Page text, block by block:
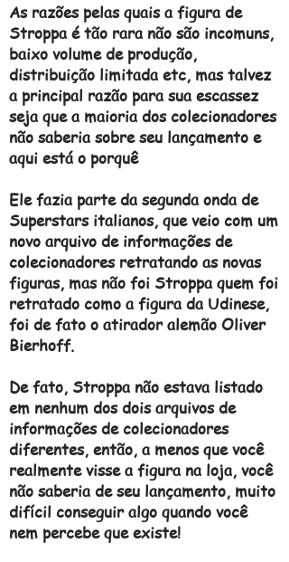
As razões pelas quais a figura de
Stroppa é tão rara não são incomuns,
baixo volume de produção,
distribuição limitada etc, mas talvez
a principal razão para sua escassez
seja que a maioria dos colecionadores
não saberia sobre seu lançamento e
aqui está o porquê
Ele fazia parte da segunda onda de
Superstars italianos, que veio com um
novo arquivo de informações de
colecionadores retratando as novas
figuras, mas não foi Stroppa quem foi
retratado como a figura da Udinese,
foi de fato o atirador alemão Oliver
Bierhoff.
De fato, Stroppa não estava listado
em nenhum dos dois arquivos de
informações de colecionadores
diferentes, então, a menos que você
realmente visse a figura na loja, você
não saberia de seu lançamento, muito
difícil conseguir algo quando você
nem percebe que existe!